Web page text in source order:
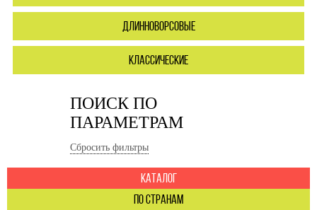
ПОИСК ПО
ПАРАМЕТРАМ
Сбросить фильтры
длинноворсовые
классические
каталог
по странам